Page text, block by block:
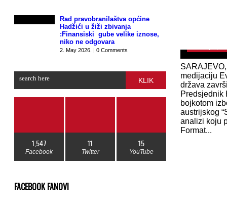
Rad pravobranilaštva općine
Hadžići u žiži zbivanja
:Finansiski gube velike iznose,
niko ne odgovara
2. May 2026. | 0 Comments
KLIK
1,547
Facebook
11
Twitter
15
YouTube
FACEBOOK FANOVI
medijaciju
država
Predsjednik
bojkotom
austrijskog
analizi koju
Format...